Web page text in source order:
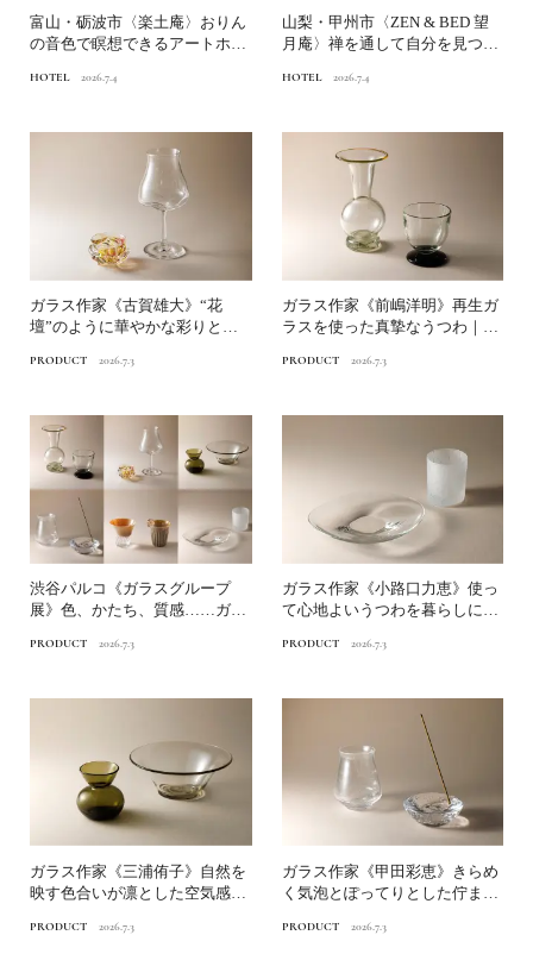
富山・砺波市〈楽土庵〉おりん
の音色で瞑想できるアートホテ
HOTEL 2026.7.4
山梨・甲州市〈ZEN & BED 望
月庵〉禅を通して自分を見つめ
HOTEL 2026.7.4
ガラス作家《古賀雄大》“花
壇”のように華やかな彩りと揺
PRODUCT 2026.7.3
ガラス作家《前嶋洋明》再生ガ
ラスを使った真摯なうつわ｜渋
PRODUCT 2026.7.3
渋谷パルコ《ガラスグループ
展》色、かたち、質感……ガラ
PRODUCT 2026.7.3
ガラス作家《小路口力恵》使っ
て心地よいうつわを暮らしに迎
PRODUCT 2026.7.3
ガラス作家《三浦侑子》自然を
映す色合いが凛とした空気感に
PRODUCT 2026.7.3
ガラス作家《甲田彩恵》きらめ
く気泡とぽってりとした佇まい
PRODUCT 2026.7.3